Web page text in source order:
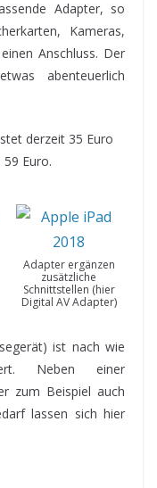
Adapter, so
Kameras,
Anschluss. Der
abenteuerlich
derzeit 35 Euro
59 Euro.
Adapter ergänzen
zusätzliche
Schnittstellen (hier
Digital AV Adapter)
ist nach wie
Neben einer
zum Beispiel auch
lassen sich hier